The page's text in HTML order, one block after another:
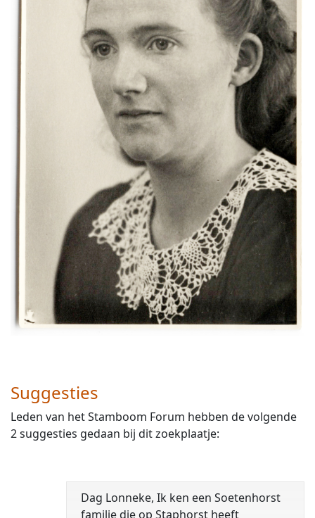
Suggesties
Leden van het Stamboom Forum hebben de volgende
2 suggesties gedaan bij dit zoekplaatje:
Dag Lonneke, Ik ken een Soetenhorst
familie die op Staphorst heeft